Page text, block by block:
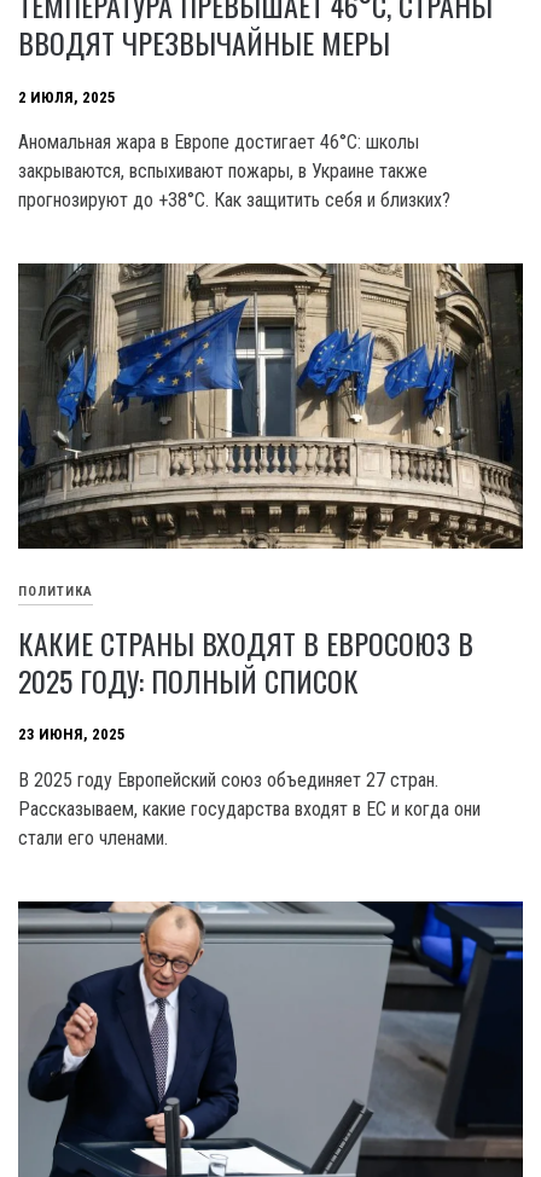
ВВОДЯТ ЧРЕЗВЫЧАЙНЫЕ МЕРЫ
2 ИЮЛЯ, 2025
Аномальная жара в Европе достигает 46°C: школы
закрываются, вспыхивают пожары, в Украине также
прогнозируют до +38°C. Как защитить себя и близких?
ПОЛИТИКА
КАКИЕ СТРАНЫ ВХОДЯТ В ЕВРОСОЮЗ В
2025 ГОДУ: ПОЛНЫЙ СПИСОК
23 ИЮНЯ, 2025
В 2025 году Европейский союз объединяет 27 стран.
Рассказываем, какие государства входят в ЕС и когда они
стали его членами.